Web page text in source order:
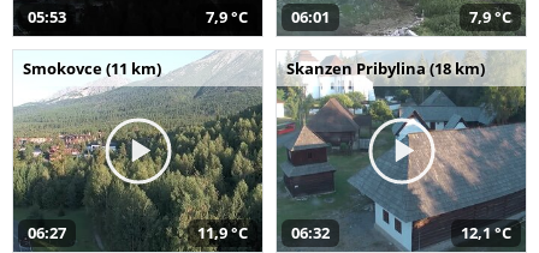
05:53 7,9 °C 06:01 7,9 °C
Smokovce (11 km)
06:27 11,9 °C
Skanzen Pribylina (18 km)
06:32 12,1 °C